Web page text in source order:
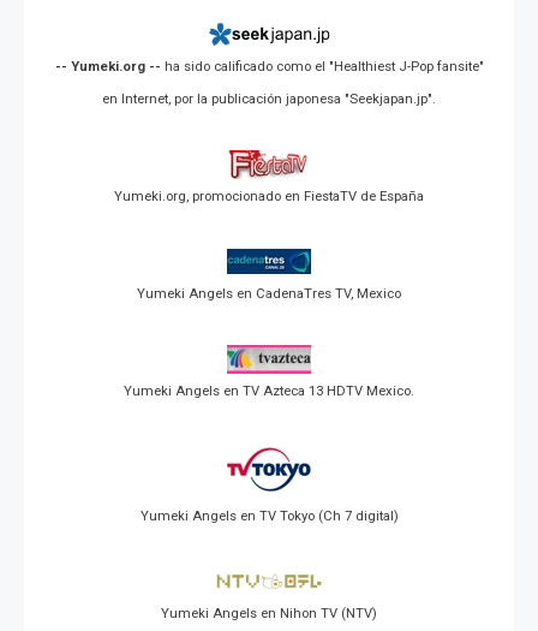
-- Yumeki.org -- ha sido calificado como el "Healthiest J-Pop fansite"
en Internet, por la publicación japonesa "Seekjapan.jp".
Yumeki.org, promocionado en FiestaTV de España
Yumeki Angels en CadenaTres TV, Mexico
Yumeki Angels en TV Azteca 13 HDTV Mexico.
Yumeki Angels en TV Tokyo (Ch 7 digital)
Yumeki Angels en Nihon TV (NTV)